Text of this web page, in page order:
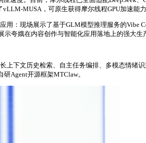
MUSA，可原生获得摩尔线程GPU加速能
用：现场展示了基于GLM模型推理服务的
夸娥在内容创作与智能化应用落地上的强大生
下文历史检索、自主任务编排、多模态情
Agent开源框架MTClaw。